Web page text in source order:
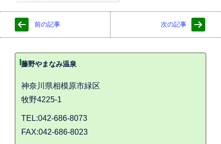
前の記事 次の記事
藤野やまなみ温泉
神奈川県相模原市緑区
牧野4225-1
TEL:042-686-8073
FAX:042-686-8023